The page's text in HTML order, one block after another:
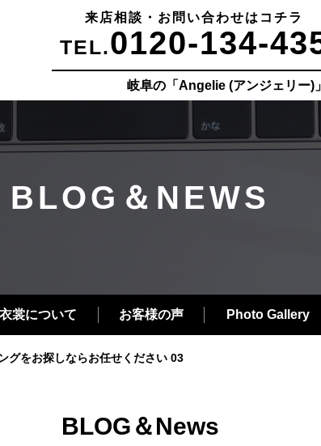
来店相談・お問い合わせはコチラ
TEL.0120-134-
岐阜の「Angelie (アンジェリー)
BLOG＆NEWS
衣裳について お客様の声 Photo Gallery
グをお探しならお任せください 03
BLOG＆News